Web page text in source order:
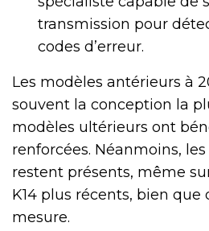
transmission pour
codes d’erreur.
Les modèles antérieurs à
souvent la conception la
modèles ultérieurs ont
renforcées. Néanmoins,
restent présents, même
K14 plus récents, bien
mesure.